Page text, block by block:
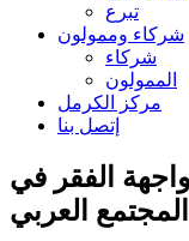
تبرع
شركاء وممولون
شركاء
الممولون
مركز الكرمل
إتصل بنا
الفقر في
المجتمع العربي